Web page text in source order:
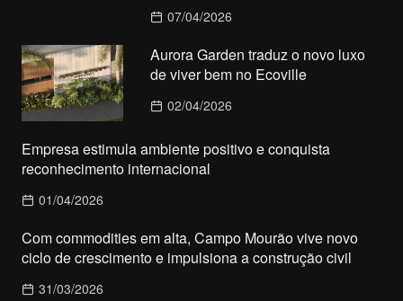
07/04/2026
Aurora Garden traduz o novo luxo
de viver bem no Ecoville
02/04/2026
Empresa estimula ambiente positivo e conquista
reconhecimento internacional
01/04/2026
Com commodities em alta, Campo Mourão vive novo
ciclo de crescimento e impulsiona a construção civil
31/03/2026